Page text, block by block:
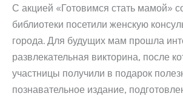
С акцией «Готовимся стать мамой»
библиотеки посетили женскую
города. Для будущих мам прошла
развлекательная викторина, после
участницы получили в подарок
познавательное издание,